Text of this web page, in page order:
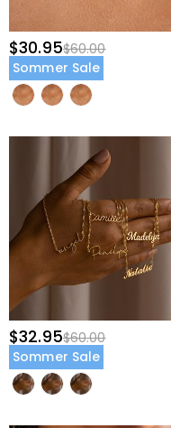
$30.95$60.00
Sommer Sale
$32.95$60.00
Sommer Sale